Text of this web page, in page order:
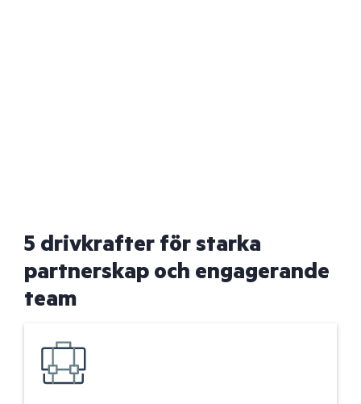
5 drivkrafter för starka
partnerskap och engagerande
team